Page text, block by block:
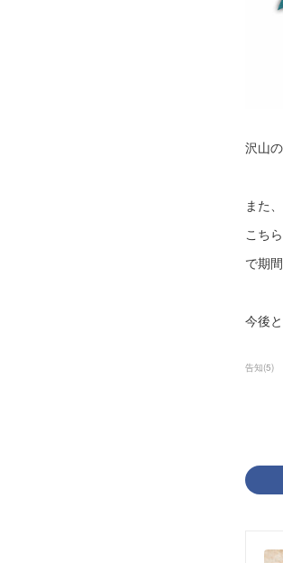
沢山
また
こち
で期
今後
告知(5)